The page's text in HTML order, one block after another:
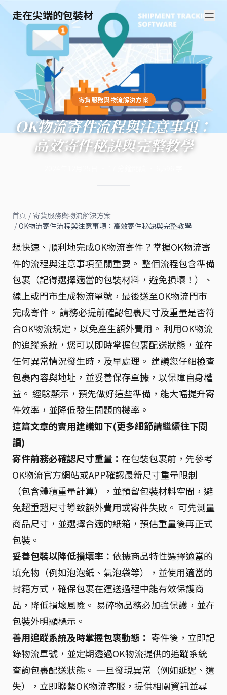
走在尖端的包裝材
寄貨服務與物流解決方案
OK物流寄件流程與注意事項：
高效寄件秘訣與完整教學
首頁 / 寄貨服務與物流解決方案
/ OK物流寄件流程與注意事項：高效寄件秘訣與完整教學
想快速、順利地完成OK物流寄件？掌握OK物流寄
件的流程與注意事項至關重要。 整個流程包含準備
包裹（記得選擇適當的包裝材料，避免損壞！）、
線上或門市生成物流單號，最後送至OK物流門市
完成寄件。 請務必提前確認包裹尺寸及重量是否符
合OK物流規定，以免產生額外費用。 利用OK物流
的追蹤系統，您可以即時掌握包裹配送狀態，並在
任何異常情況發生時，及早處理。 建議您仔細檢查
包裹內容與地址，並妥善保存單據，以保障自身權
益。 經驗顯示，預先做好這些準備，能大幅提升寄
件效率，並降低發生問題的機率。
這篇文章的實用建議如下(更多細節請繼續往下閱
讀)
寄件前務必確認尺寸重量： 在包裝包裹前，先參考
OK物流官方網站或APP確認最新尺寸重量限制
（包含體積重量計算），並預留包裝材料空間，避
免超重超尺寸導致額外費用或寄件失敗。 可先測量
商品尺寸，並選擇合適的紙箱，預估重量後再正式
包裝。
妥善包裝以降低損壞率： 依據商品特性選擇適當的
填充物（例如泡泡紙、氣泡袋等），並使用適當的
封箱方式，確保包裹在運送過程中能有效保護商
品，降低損壞風險。 易碎物品務必加強保護，並在
包裝外明顯標示。
善用追蹤系統及時掌握包裹動態： 寄件後，立即記
錄物流單號，並定期透過OK物流提供的追蹤系統
查詢包裹配送狀態。 一旦發現異常（例如延遲、遺
失），立即聯繫OK物流客服，提供相關資訊並尋